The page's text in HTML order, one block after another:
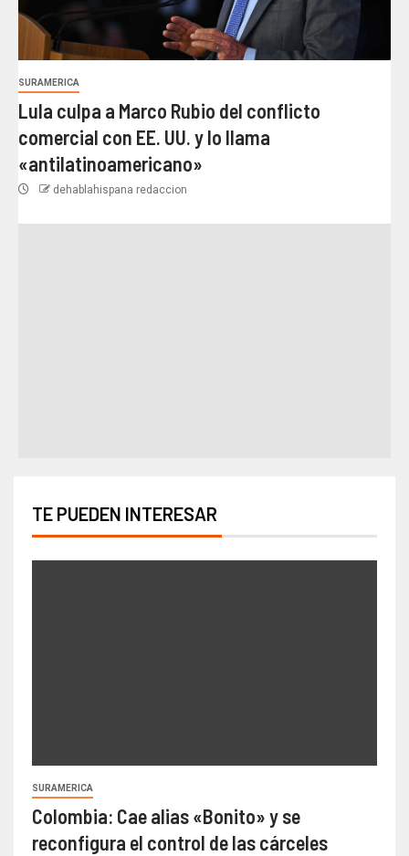
SURAMERICA
Lula culpa a Marco Rubio del conflicto
comercial con EE. UU. y lo llama
«antilatinoamericano»
dehablahispana redaccion
TE PUEDEN INTERESAR
SURAMERICA
Colombia: Cae alias «Bonito» y se
reconfigura el control de las cárceles